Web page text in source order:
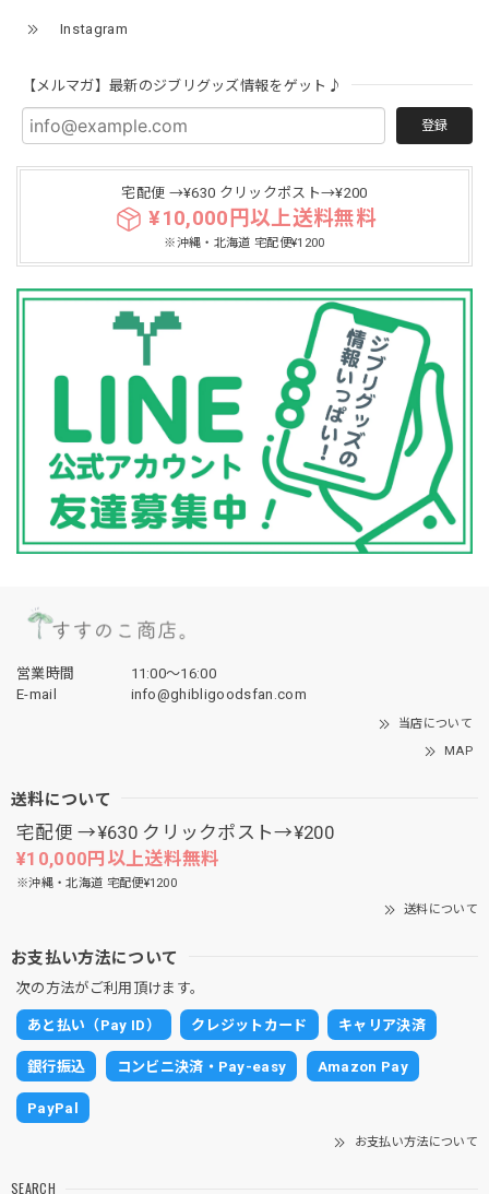
Instagram
【メルマガ】最新のジブリグッズ情報をゲット♪
登録
宅配便 →¥630 クリックポスト→¥200
¥10,000円以上送料無料
※沖縄・北海道 宅配便¥1200
営業時間
11:00〜16:00
E-mail
info@ghibligoodsfan.com
当店について
MAP
送料について
宅配便 →¥630 クリックポスト→¥200
¥10,000円以上送料無料
※沖縄・北海道 宅配便¥1200
送料について
お支払い方法について
次の方法がご利用頂けます。
あと払い（Pay ID） クレジットカード キャリア決済
銀行振込 コンビニ決済・Pay-easy Amazon Pay
PayPal
お支払い方法について
SEARCH